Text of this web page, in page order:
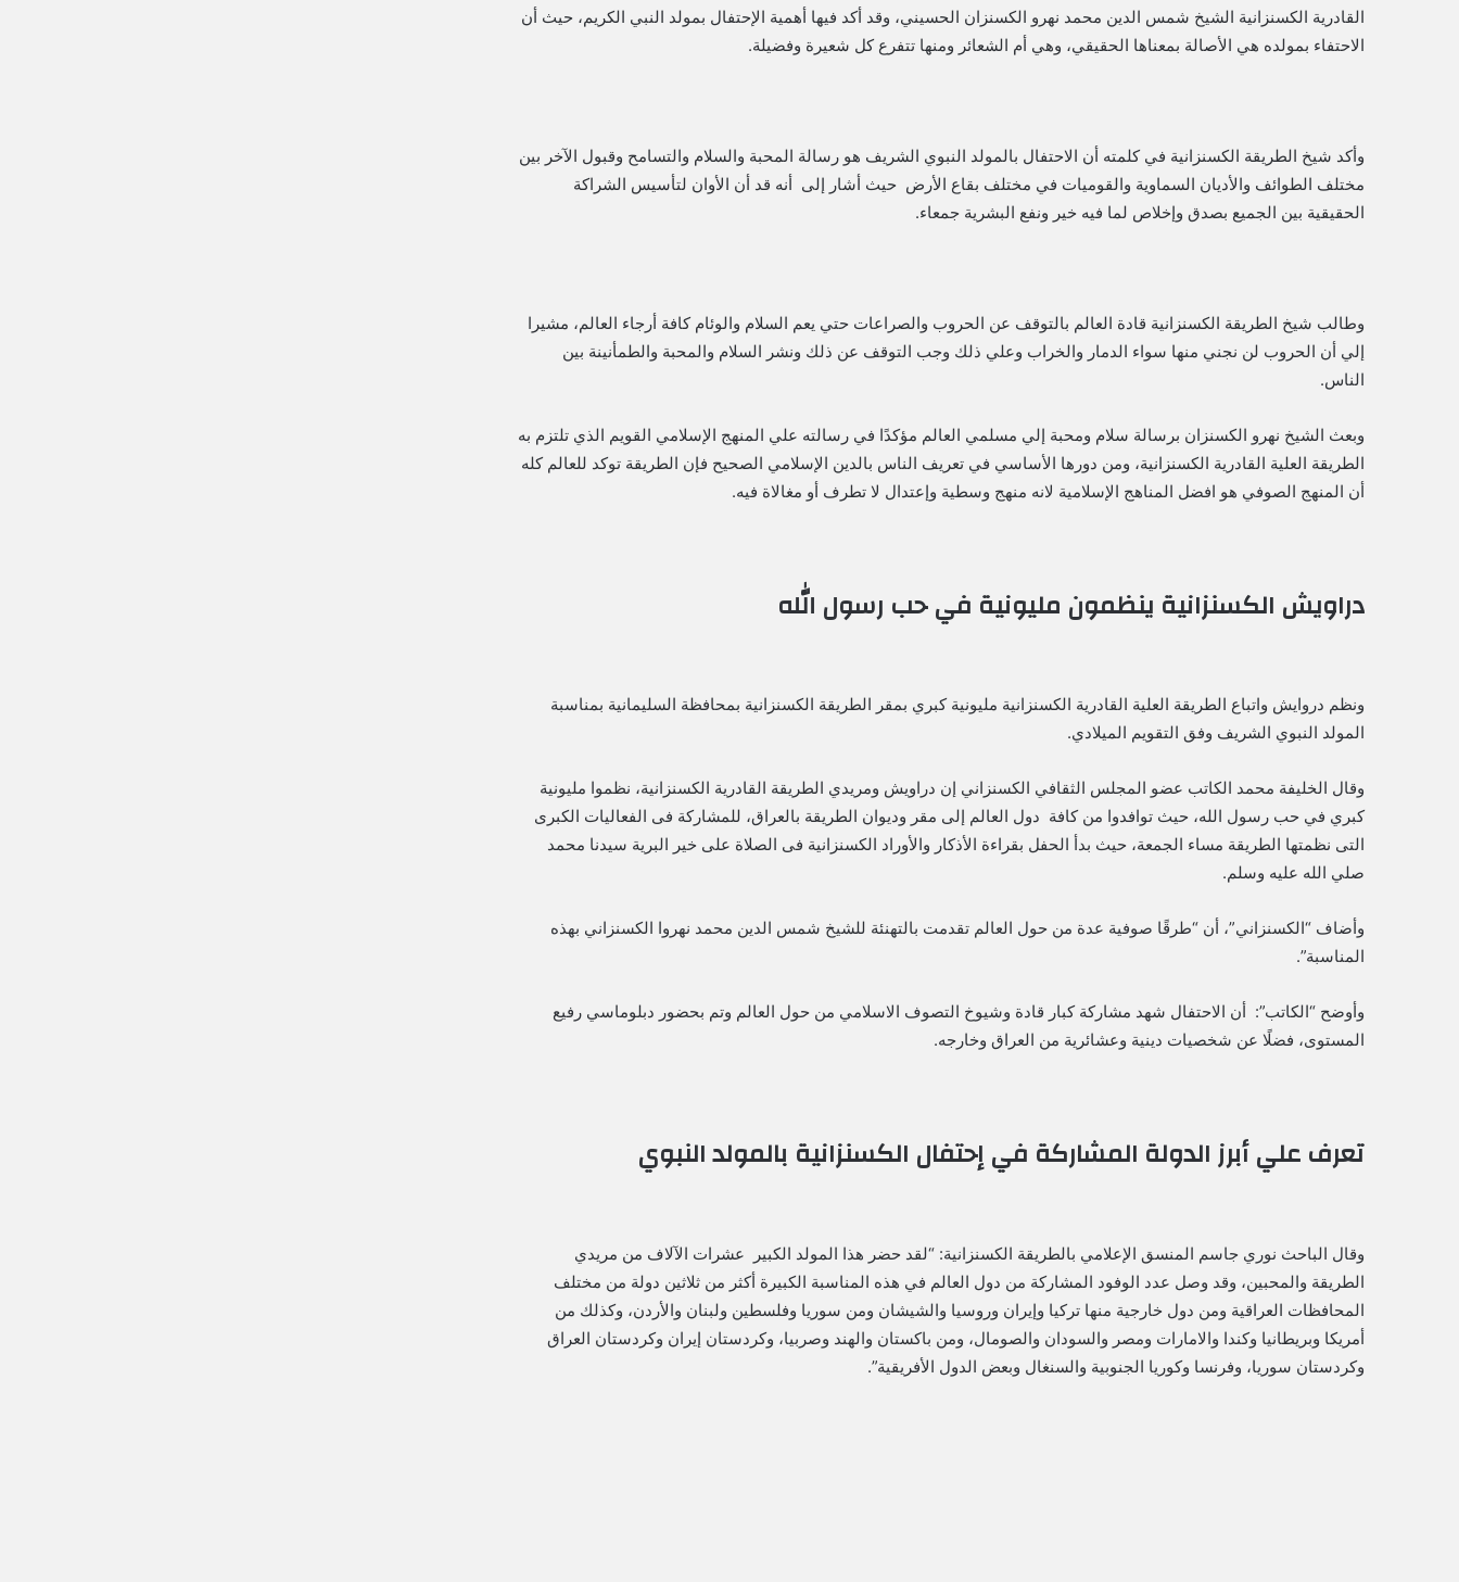
القادرية الكسنزانية الشيخ شمس الدين محمد نهرو الكسنزان الحسيني، وقد أكد فيها أهمية الإحتفال بمولد النبي الكريم، حيث أن
الاحتفاء بمولده هي الأصالة بمعناها الحقيقي، وهي أم الشعائر ومنها تتفرع كل شعيرة وفضيلة.
وأكد شيخ الطريقة الكسنزانية في كلمته أن الاحتفال بالمولد النبوي الشريف هو رسالة المحبة والسلام والتسامح وقبول الآخر بين
مختلف الطوائف والأديان السماوية والقوميات في مختلف بقاع الأرض حيث أشار إلى أنه قد أن الأوان لتأسيس الشراكة
الحقيقية بين الجميع بصدق وإخلاص لما فيه خير ونفع البشرية جمعاء.
وطالب شيخ الطريقة الكسنزانية قادة العالم بالتوقف عن الحروب والصراعات حتي يعم السلام والوئام كافة أرجاء العالم، مشيرا
إلي أن الحروب لن نجني منها سواء الدمار والخراب وعلي ذلك وجب التوقف عن ذلك ونشر السلام والمحبة والطمأنينة بين
الناس.
وبعث الشيخ نهرو الكسنزان برسالة سلام ومحبة إلي مسلمي العالم مؤكدًا في رسالته علي المنهج الإسلامي القويم الذي تلتزم به
الطريقة العلية القادرية الكسنزانية، ومن دورها الأساسي في تعريف الناس بالدين الإسلامي الصحيح فإن الطريقة توكد للعالم كله
أن المنهج الصوفي هو افضل المناهج الإسلامية لانه منهج وسطية وإعتدال لا تطرف أو مغالاة فيه.
دراويش الكسنزانية ينظمون مليونية في حب رسول الله
ونظم دروايش واتباع الطريقة العلية القادرية الكسنزانية مليونية كبري بمقر الطريقة الكسنزانية بمحافظة السليمانية بمناسبة
المولد النبوي الشريف وفق التقويم الميلادي.
وقال الخليفة محمد الكاتب عضو المجلس الثقافي الكسنزاني إن دراويش ومريدي الطريقة القادرية الكسنزانية، نظموا مليونية
كبري في حب رسول الله، حيث توافدوا من كافة دول العالم إلى مقر وديوان الطريقة بالعراق، للمشاركة فى الفعاليات الكبرى
التى نظمتها الطريقة مساء الجمعة، حيث بدأ الحفل بقراءة الأذكار والأوراد الكسنزانية فى الصلاة على خير البرية سيدنا محمد
صلي الله عليه وسلم.
وأضاف “الكسنزاني”، أن “طرقًا صوفية عدة من حول العالم تقدمت بالتهنئة للشيخ شمس الدين محمد نهروا الكسنزاني بهذه
المناسبة”.
وأوضح “الكاتب”: أن الاحتفال شهد مشاركة كبار قادة وشيوخ التصوف الاسلامي من حول العالم وتم بحضور دبلوماسي رفيع
المستوى، فضلًا عن شخصيات دينية وعشائرية من العراق وخارجه.
تعرف علي أبرز الدولة المشاركة في إحتفال الكسنزانية بالمولد النبوي
وقال الباحث نوري جاسم المنسق الإعلامي بالطريقة الكسنزانية: “لقد حضر هذا المولد الكبير عشرات الآلاف من مريدي
الطريقة والمحبين، وقد وصل عدد الوفود المشاركة من دول العالم في هذه المناسبة الكبيرة أكثر من ثلاثين دولة من مختلف
المحافظات العراقية ومن دول خارجية منها تركيا وإيران وروسيا والشيشان ومن سوريا وفلسطين ولبنان والأردن، وكذلك من
أمريكا وبريطانيا وكندا والامارات ومصر والسودان والصومال، ومن باكستان والهند وصربيا، وكردستان إيران وكردستان العراق
وكردستان سوريا، وفرنسا وكوريا الجنوبية والسنغال وبعض الدول الأفريقية”.